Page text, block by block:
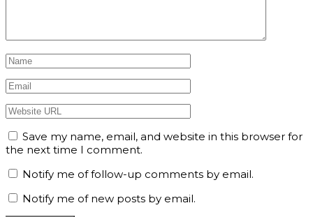
Save my name, email, and website in this browser for
the next time I comment.
Notify me of follow-up comments by email.
Notify me of new posts by email.